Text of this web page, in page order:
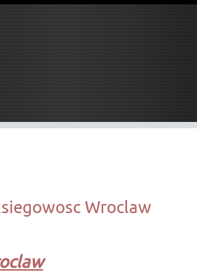
Wroclaw